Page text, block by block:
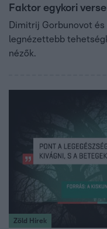
Faktor egykori
Dimitrij Gorbunovot
legnézettebb
nézők.
Zöld Hírek